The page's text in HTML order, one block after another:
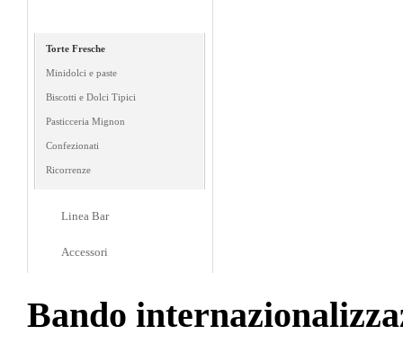
Torte Fresche
Minidolci e paste
Biscotti e Dolci Tipici
Pasticceria Mignon
Confezionati
Ricorrenze
Linea Bar
Accessori
Bando